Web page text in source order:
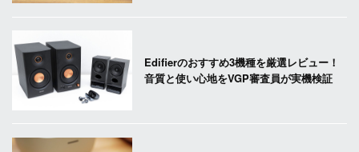
Edifierのおすすめ3機種を厳選レビュー！
音質と使い心地をVGP審査員が実機検証